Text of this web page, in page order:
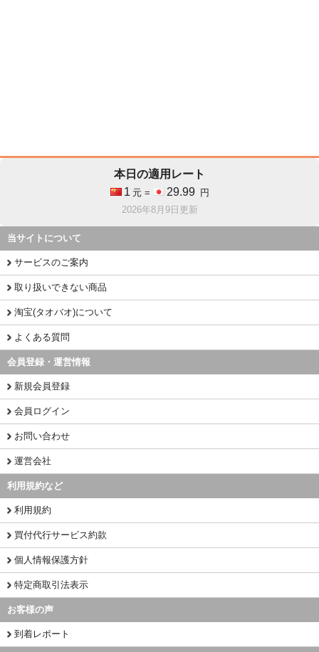
本日の適用レート
1 元 = 29.99
円
2026年8月9日更新
当サイトについて
サービスのご案内
取り扱いできない商品
淘宝(タオバオ)について
よくある質問
会員登録・運営情報
新規会員登録
会員ログイン
お問い合わせ
運営会社
利用規約など
利用規約
買付代行サービス約款
個人情報保護方針
特定商取引法表示
お客様の声
到着レポート